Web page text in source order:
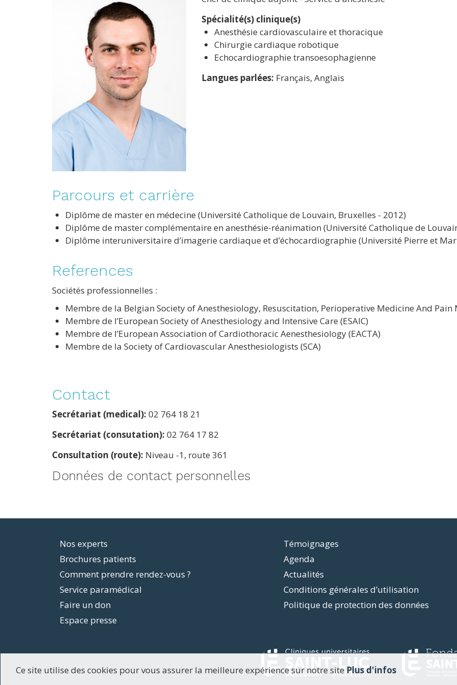
Ce site utilise des cookies pour vous assurer la meilleure expérience sur notre site Plus d'infos
Spécialité(s) clinique(s)
Anesthésie cardiovasculaire et thoracique
Chirurgie cardiaque robotique
Echocardiographie transoesophagienne
Langues parlées: Français, Anglais
Parcours et carrière
Diplôme de master en médecine (Université Catholique de Louvain, Bruxelles - 2012)
Diplôme de master complémentaire en anesthésie-réanimation (Université Catholique de
Diplôme interuniversitaire d’imagerie cardiaque et d’échocardiographie (Université Pierre et
References
Sociétés professionnelles :
Membre de la Belgian Society of Anesthesiology, Resuscitation, Perioperative Medicine And Pain
Membre de l’European Society of Anesthesiology and Intensive Care (ESAIC)
Membre de l’European Association of Cardiothoracic Aenesthesiology (EACTA)
Membre de la Society of Cardiovascular Anesthesiologists (SCA)
Contact
Secrétariat (medical): 02 764 18 21
Secrétariat (consutation): 02 764 17 82
Consultation (route): Niveau -1, route 361
Données de contact personnelles
Footer
menu
Nos experts
Brochures patients
Comment prendre rendez-vous ?
Service paramédical
Faire un don
Espace presse
Témoignages
Agenda
Actualités
Conditions générales d’utilisation
Politique de protection des données